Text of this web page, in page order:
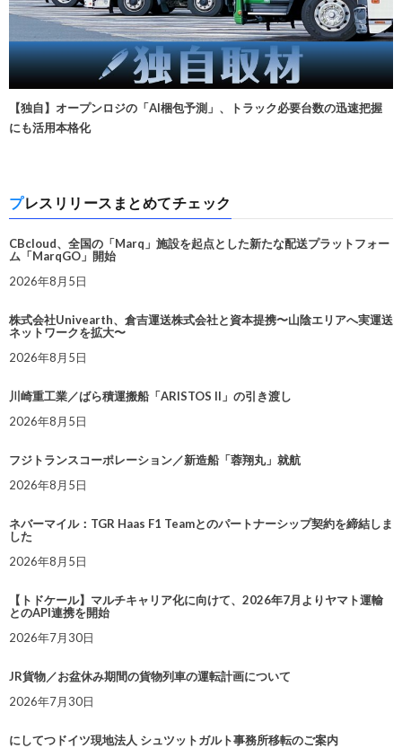
【独自】オープンロジの「AI梱包予測」、トラック必要台数の迅速把握
にも活用本格化
プレスリリースまとめてチェック
CBcloud、全国の「Marq」施設を起点とした新たな配送プラットフォー
ム「MarqGO」開始
2026年8月5日
株式会社Univearth、倉吉運送株式会社と資本提携〜山陰エリアへ実運送
ネットワークを拡大〜
2026年8月5日
川崎重工業／ばら積運搬船「ARISTOS II」の引き渡し
2026年8月5日
フジトランスコーポレーション／新造船「蓉翔丸」就航
2026年8月5日
ネバーマイル：TGR Haas F1 Teamとのパートナーシップ契約を締結しま
した
2026年8月5日
【トドケール】マルチキャリア化に向けて、2026年7月よりヤマト運輸
とのAPI連携を開始
2026年7月30日
JR貨物／お盆休み期間の貨物列車の運転計画について
2026年7月30日
にしてつドイツ現地法人 シュツットガルト事務所移転のご案内